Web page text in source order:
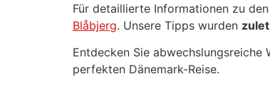
Für detaillierte Informationen zu
Blåbjerg. Unsere Tipps wurden
Entdecken Sie abwechslungsreiche
perfekten Dänemark-Reise.